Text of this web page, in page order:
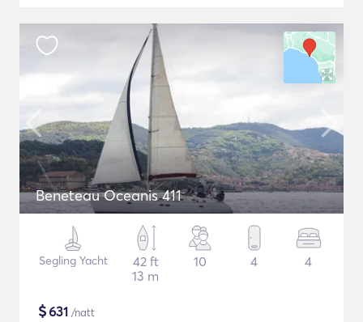
Beneteau Oceanis 411
Segling Yacht
42 ft
13 m
10 4 4
$631 /natt